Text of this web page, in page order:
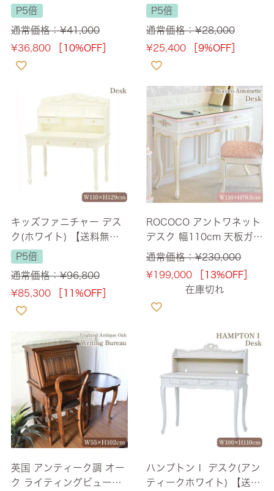
【送料無料】
P5倍
通常価格：¥41,000
¥36,800 ［10%OFF］
P5倍
通常価格：¥28,000
¥25,400 ［9%OFF］
キッズファニチャー デス
ク(ホワイト) 【送料無
料】
P5倍
通常価格：¥96,800
¥85,300 ［11%OFF］
ROCOCO アントワネット
デスク 幅110cm 天板ガラ
ス付 【送料無料/設置サー
通常価格：¥230,000
¥199,000
［13%OFF］
在庫切れ
英国 アンティーク調 オー
ク ライティングビューロ
ハンプトンＩ デスク(アン
ティークホワイト) 【送料